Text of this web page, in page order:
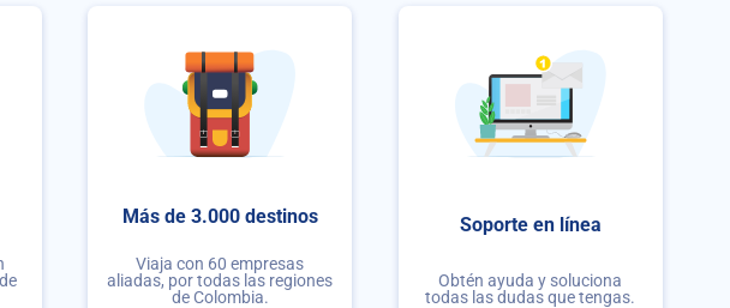
Más de 3.000 destinos
Viaja con 60 empresas
aliadas, por todas las regiones
de Colombia.
Soporte en línea
Obtén ayuda y soluciona
todas las dudas que tengas.